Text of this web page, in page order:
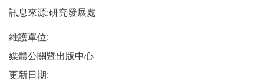
訊息來源:研究發展處
維護單位:
媒體公關暨出版中心
更新日期: